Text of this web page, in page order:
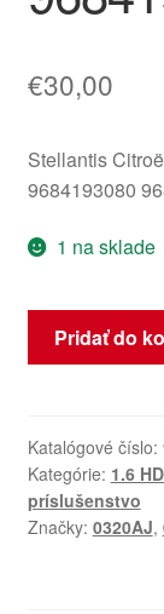
€30,00
Stellantis
9684193080
1 na sklade
množstvo
Kryt
Peugeot
1.6
HDi
9684193080
Pridať do
Katalógové číslo:
Kategórie: 1.6
príslušenstvo
Značky: 0320AJ,